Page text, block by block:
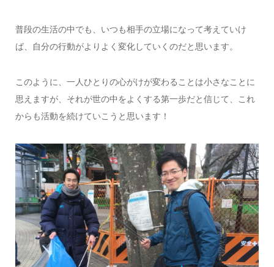
普段の生活の中でも、いつも相手の立場になって考えていけ
ば、自分の行動がよりよく変化していくのだと思います。
このように、一人ひとりの心がけが変わることは小さなことに
思えますが、それが世の中をよくする第一歩だと信じて、これ
からも活動を続けていこうと思います！